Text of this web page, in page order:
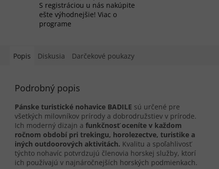
S registráciou u nás nakúpite
ešte výhodnejšie! Viac o
programe
Popis Diskusia Darčekové poukazy
Podrobný popis
Pánske turistické nohavice BADILE sú určené pre
všetkých milovníkov prírody a dobrodružstiev v prírode.
Ich moderný dizajn a funkčnosť oceníte v každom
ročnom období pri trekingu, horolezectve, turistike a
iných outdoorových aktivitách. Kvalitu a spoľahlivosť
týchto nohavíc potvrdzujú členovia horskej služby, ktorí
ich používajú v najnáročnejších horských podmienkach.